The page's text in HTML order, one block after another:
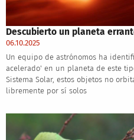
Descubierto un planeta
06.10.2025
Un equipo de astrónomos ha
acelerado' en un planeta de este
Sistema Solar, estos objetos no
libremente por sí solos